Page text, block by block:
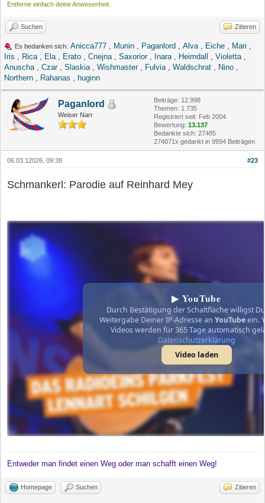
Entferne einfach deine Anwesenheit.
Suchen Zitieren
Es bedanken sich: Anicca777 , Munin , Paganlord , Alva, Eiche , Mari ,
Iris , Rica, Ela, Erato , Cnejna, Saxorior, Inara, Heimdall , Violetta,
Anuscha, Czar, Slaskia, Wishmaster, Fulvia, Waldschrat , Nino ,
Northern , Rahanas , huginn
Paganlord
Weiser Narr
Beiträge: 12.998
Themen: 1.735
Registriert seit: Feb 2004
Bewertung: 13.137
Bedankte sich: 27485
274071x gedankt in 9994 Beiträgen
#23
06.03.12026, 09:38
Schmankerl: Parodie auf Reinhard Mey
▶ YouTube
Durch Bestätigung der Schaltfläche willigst
Weitergabe Deiner IP-Adresse an YouTubeein.
Videos werden für 365 Tage automatisch
Datenschutzerklärung
Video laden
Entweder man findet einen Weg oder man schafft einen Weg!
Homepage Suchen Zitieren